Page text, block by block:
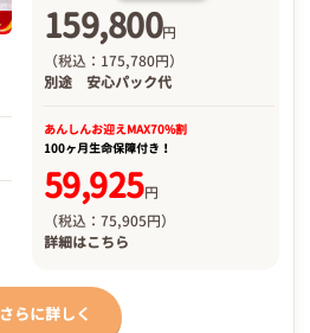
159,800円
（税込：175,780円）
別途 安心パック代
あんしんお迎えMAX70%割
100ヶ月生命保障付き！
59,925円
（税込：75,905円）
詳細はこちら
さらに詳しく